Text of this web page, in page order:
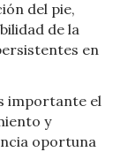
del pie,
de la
en
importante el
y
oportuna